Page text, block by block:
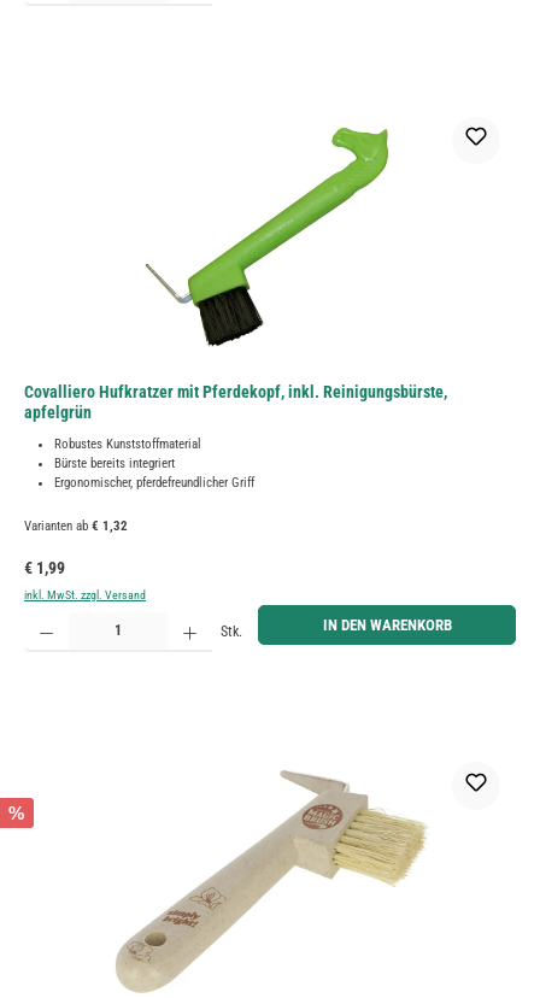
Covalliero Hufkratzer mit Pferdekopf, inkl. Reinigungsbürste,
apfelgrün
Robustes Kunststoffmaterial
Bürste bereits integriert
Ergonomischer, pferdefreundlicher Griff
Varianten ab € 1,32
Regulärer Preis:
€ 1,99
inkl. MwSt. zzgl. Versand
Produkt Anzahl: Gib den gewünschten Wert ein oder benutze die Schaltflächen um die Anzahl zu
Stk. IN DEN WARENKORB
%